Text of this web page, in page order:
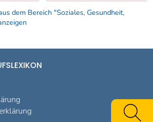
dem Bereich "Soziales, Gesundheit,